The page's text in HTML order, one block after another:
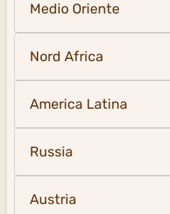
Medio Oriente
Nord Africa
America Latina
Russia
Austria